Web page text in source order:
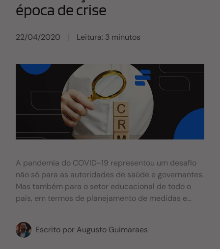
época de crise
22/04/2020 Leitura: 3 minutos
A pandemia do COVID-19 representou um desafio
não só para as autoridades de saúde e governantes.
Mas também para o setor educacional de todo o
país, em termos de planejamento de medidas e
novas estratégias para otimizar a permanência dos
alunos, este é o momento de desenvolver uma
Escrito por Augusto Guimaraes